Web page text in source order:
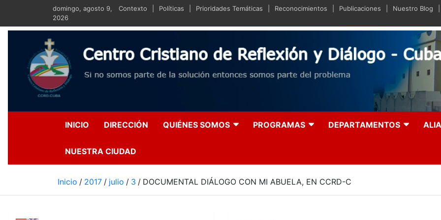
contenido
domingo, agosto 9,
2026
Contexto Políticas Prioridades Temáticas Reconocimientos Publicaciones Nuestro Blog
Centro Cristiano de Reflexión y
Si no somos parte de la solución entonces somos parte del problema
INICIO DIRECCIÓN QUIÉNES SOMOS PROGRAMAS DEPARTAMENTOS
NUESTRA CIUDAD
Inicio 2017 julio 3 DOCUMENTAL DIÁLOGO CON MI ABUELA, EN CCRD-C